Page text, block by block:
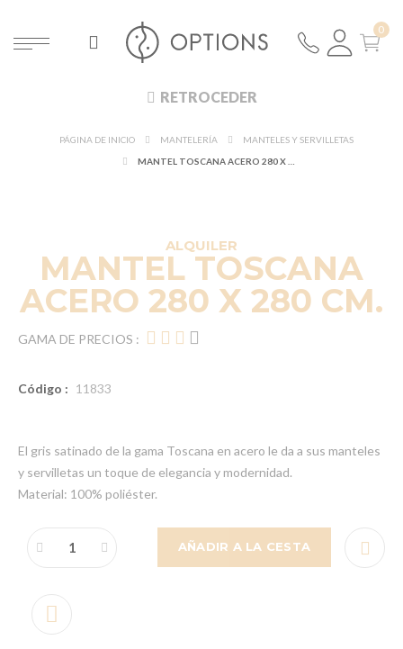
RETROCEDER
PÁGINA DE INICIO MANTELERÍA
MANTELES Y SERVILLETAS
ALQUILER
MANTEL TOSCANA
ACERO 280 X 280 CM.
GAMA DE PRECIOS :
Código : 11833
El gris satinado de la gama Toscana en acero le da a sus manteles
y servilletas un toque de elegancia y modernidad.
Material: 100% poliéster.
AÑADIR A LA CESTA